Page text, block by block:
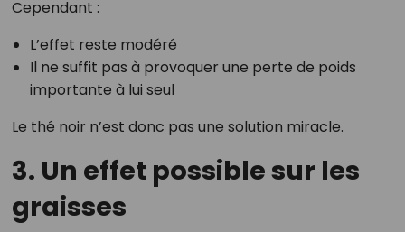
Cependant :
L’effet reste modéré
Il ne suffit pas à provoquer une perte de poids
importante à lui seul
Le thé noir n’est donc pas une solution miracle.
3. Un effet possible sur les
graisses